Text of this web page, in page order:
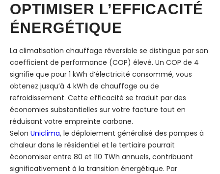
OPTIMISER L’EFFICACITÉ
ÉNERGÉTIQUE
La climatisation chauffage réversible se distingue par son
coefficient de performance (COP) élevé. Un COP de 4
signifie que pour 1 kWh d’électricité consommé, vous
obtenez jusqu’à 4 kWh de chauffage ou de
refroidissement. Cette efficacité se traduit par des
économies substantielles sur votre facture tout en
réduisant votre empreinte carbone.
Selon Uniclima, le déploiement généralisé des pompes à
chaleur dans le résidentiel et le tertiaire pourrait
économiser entre 80 et 110 TWh annuels, contribuant
significativement à la transition énergétique. Par